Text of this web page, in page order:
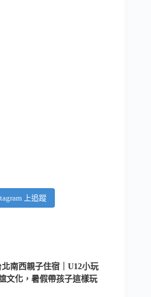
上追蹤
南西親子住宿｜U12小玩
文化，暑假帶孩子這樣玩